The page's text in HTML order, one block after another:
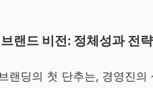
브랜드 비전: 정체성과 전
랜딩의 첫 단추는, 경영진